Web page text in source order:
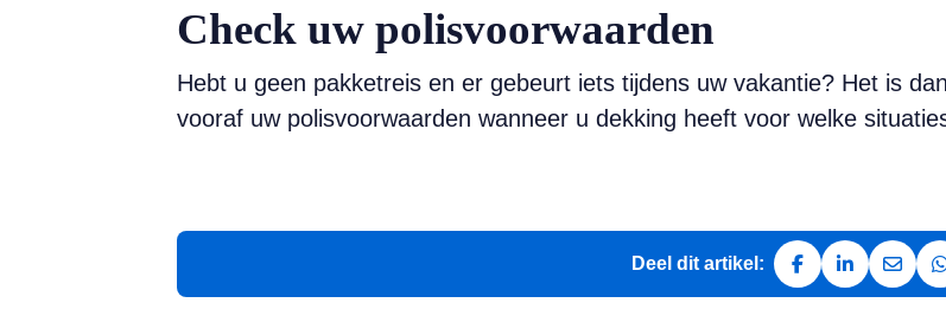
Check uw polisvoorwaarden
Hebt u geen pakketreis en er gebeurt iets tijdens uw vakantie? Het is
vooraf uw polisvoorwaarden wanneer u dekking heeft voor welke
Deel dit artikel:
Deel op Facebook
Deel opDeel